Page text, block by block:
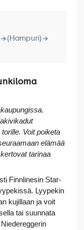
(Hampuri)
Voit poiketa
elämää
tarinaa
Finnlinesin Star-
Lyypekin
kujillaan ja voit
tai suunnata